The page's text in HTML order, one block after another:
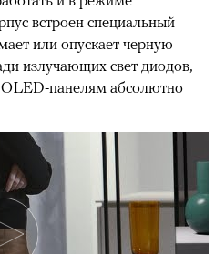
встроен специальный
или опускает черную
излучающих свет диодов,
панелям абсолютно